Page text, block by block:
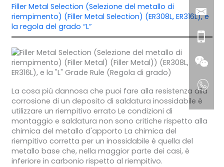
Filler Metal Selection (Selezione del metallo di
riempimento) (Filler Metal Selection) (ER308L, ER316L), e
la regola del grado “L”
La cosa più dannosa che puoi fare alla resistenza alla
corrosione di un deposito di saldatura inossidabile è
utilizzare un riempitivo errato Le condizioni di
montaggio e saldatura non sono critiche rispetto alla
chimica del metallo d'apporto La chimica del
riempitivo corretta per un inossidabile è quella del
metallo base che, nella maggior parte dei casi, è
inferiore in carbonio rispetto al riempitivo.